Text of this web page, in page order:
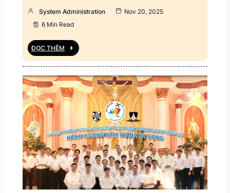
System Administration
Nov 20, 2025
6 Min Read
ĐỌC THÊM